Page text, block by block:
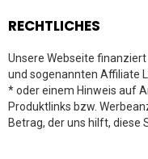
RECHTLICHES
Unsere Webseite
und sogenannten Affiliate
* oder einem Hinweis auf
Produktlinks bzw.
Betrag, der uns hilft, diese